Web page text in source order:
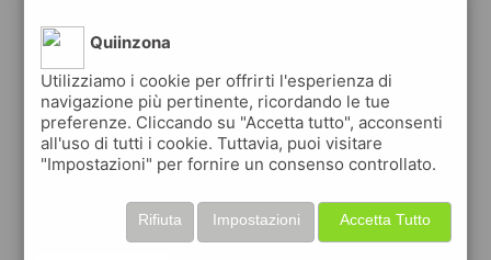
ristoranti in zona
trovi i ristoranti più vicino a te e tutti i
posti dove mangiare vicino a te
Quiinzona
Utilizziamo i cookie per offrirti l'esperienza di
navigazione più pertinente, ricordando le tue
preferenze. Cliccando su "Accetta tutto", acconsenti
all'uso di tutti i cookie. Tuttavia, puoi visitare
"Impostazioni" per fornire un consenso controllato.
Accetta Tutto
Impostazioni
Rifiuta